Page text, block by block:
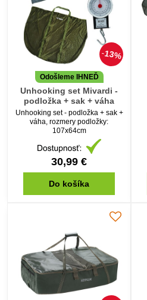
13%
Odošleme IHNEĎ
Unhooking set Mivardi -
podložka + sak + váha
Unhooking set - podložka + sak +
váha, rozmery podložky:
107x64cm
30,99 €
Do košíka